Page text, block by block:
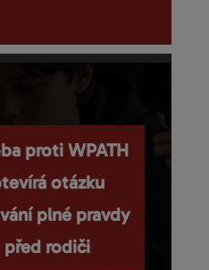
proti WPATH
otázku
plné pravdy
před rodiči
s